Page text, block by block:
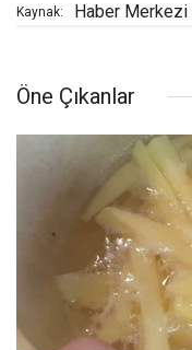
Kaynak: Haber Merkezi
Öne Çıkanlar